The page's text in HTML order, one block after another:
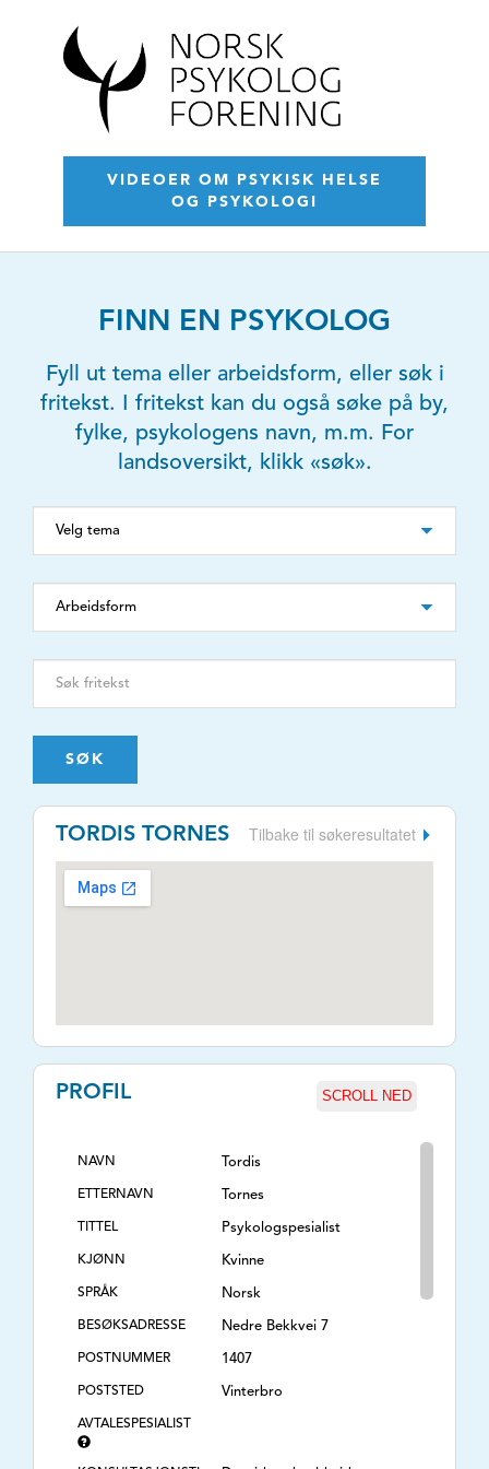
VIDEOER OM PSYKISK HELSE
OG PSYKOLOGI
FINN EN PSYKOLOG
Fyll ut tema eller arbeidsform, eller søk i
fritekst. I fritekst kan du også søke på by,
fylke, psykologens navn, m.m. For
landsoversikt, klikk «søk».
SØK
TORDIS TORNES Tilbake til søkeresultatet
PROFIL SCROLL NED
NAVN Tordis
ETTERNAVN Tornes
TITTEL Psykologspesialist
KJØNN Kvinne
SPRÅK Norsk
BESØKSADRESSE Nedre Bekkvei 7
POSTNUMMER 1407
POSTSTED Vinterbro
AVTALESPESIALIST